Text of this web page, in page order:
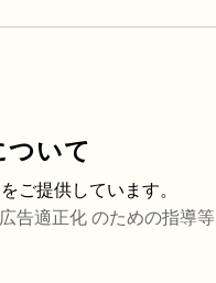
ついて
ご提供しています。
告適正化 のための指導等